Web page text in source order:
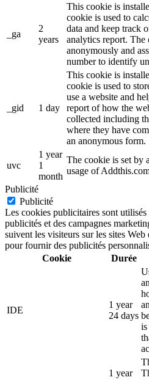
_ga
2
years
This cookie is
cookie is used to
data and keep track
analytics report. The
anonymously and
number to identify
_gid 1 day
This cookie is
cookie is used to
use a website and
report of how the
collected including
where they have
an anonymous form.
uvc
1 year
1
month
The cookie is set by
usage of
Publicité
Publicité
Les cookies publicitaires sont
publicités et des campagnes
suivent les visiteurs sur les sites
pour fournir des publicités
Cookie
Durée
IDE
1 year
24 days
is
1 year